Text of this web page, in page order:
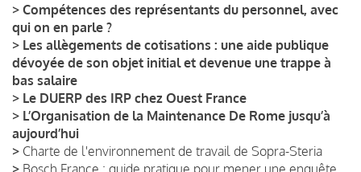
> Compétences des représentants du personnel, avec
qui on en parle ?
> Les allègements de cotisations : une aide publique
dévoyée de son objet initial et devenue une trappe à
bas salaire
> Le DUERP des IRP chez Ouest France
> L’Organisation de la Maintenance De Rome jusqu’à
aujourd’hui
> Charte de l'environnement de travail de Sopra-Steria
> Bosch France : guide pratique pour mener une enquête